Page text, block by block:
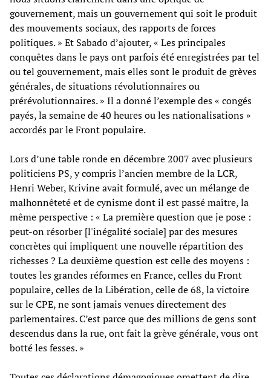
gouvernement, mais un gouvernement qui soit le produit
des mouvements sociaux, des rapports de forces
politiques. » Et Sabado d’ajouter, « Les principales
conquêtes dans le pays ont parfois été enregistrées par tel
ou tel gouvernement, mais elles sont le produit de grèves
générales, de situations révolutionnaires ou
prérévolutionnaires. » Il a donné l’exemple des « congés
payés, la semaine de 40 heures ou les nationalisations »
accordés par le Front populaire.
Lors d’une table ronde en décembre 2007 avec plusieurs
politiciens PS, y compris l’ancien membre de la LCR,
Henri Weber, Krivine avait formulé, avec un mélange de
malhonnêteté et de cynisme dont il est passé maître, la
même perspective : « La première question que je pose :
peut-on résorber [l'inégalité sociale] par des mesures
concrètes qui impliquent une nouvelle répartition des
richesses ? La deuxième question est celle des moyens :
toutes les grandes réformes en France, celles du Front
populaire, celles de la Libération, celle de 68, la victoire
sur le CPE, ne sont jamais venues directement des
parlementaires. C’est parce que des millions de gens sont
descendus dans la rue, ont fait la grève générale, vous ont
botté les fesses. »